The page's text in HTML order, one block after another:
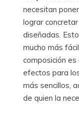
necesitan
lograr
diseñadas.
mucho más
composición
efectos para
más sencillos,
de quien la